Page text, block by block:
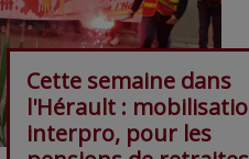
Cette semaine dans
l'Hérault :
interpro, pour les